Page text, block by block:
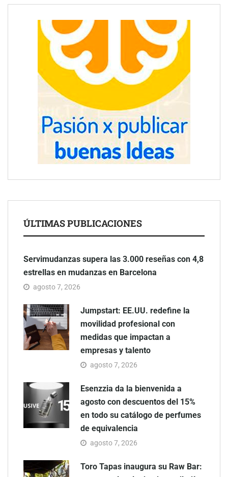
ÚLTIMAS PUBLICACIONES
Servimudanzas supera las 3.000 reseñas con 4,8
estrellas en mudanzas en Barcelona
agosto 7, 2026
Jumpstart: EE.UU. redefine la
movilidad profesional con
medidas que impactan a
empresas y talento
agosto 7, 2026
Esenzzia da la bienvenida a
agosto con descuentos del 15%
en todo su catálogo de perfumes
de equivalencia
agosto 7, 2026
Toro Tapas inaugura su Raw Bar: